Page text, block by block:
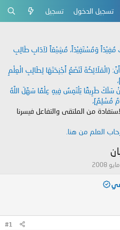
تسجيل الدخول تسجيل
وَمُسْتَفِيْدَاً، مُشِيْعَاً لآدَابِ طَالِبِ
(الْمَلَائِكَةَ لَتَضَعُ أَجْنِحَتَهَا لِطَالِبِ الْعِلْمِ
سَلَكَ طَرِيقًا يَلْتَمِسُ فِيهِ عِلْمًا سَهَّلَ اللَّهُ
مُسْلِمٌ]،
من الملتقى والتفاعل فيسرنا
العلم من هنا.
#1